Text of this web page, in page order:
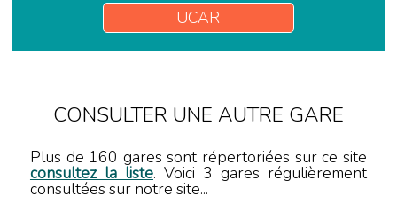
UCAR
CONSULTER UNE AUTRE GARE
Plus de 160 gares sont répertoriées sur ce site
consultez la liste. Voici 3 gares régulièrement
consultées sur notre site...